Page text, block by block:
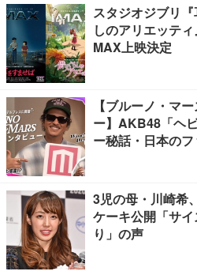
スタジオジブリ
しのアリエッテ
MAX上映決定
【ブルーノ・マ
ー】AKB48「ヘ
ー秘話・日本の
3児の母・川崎希
ケーキ公開「サ
り」の声